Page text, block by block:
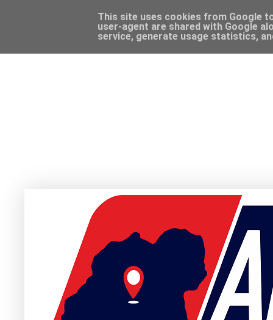
This site uses cookies from Google
user-agent are shared with Google
service, generate usage statistics,